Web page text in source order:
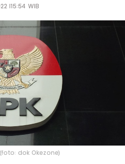
|15:54 WIB
(foto: dok Okezone)